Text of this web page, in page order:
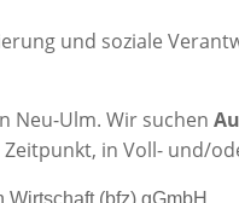
und soziale
Neu-Ulm. Wir suchen
in Voll- und/
(bfz) gGmbH